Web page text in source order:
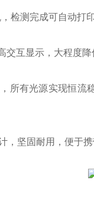
测完成可自动打印
互显示，大程度降
有光源实现恒流
坚固耐用，便于携